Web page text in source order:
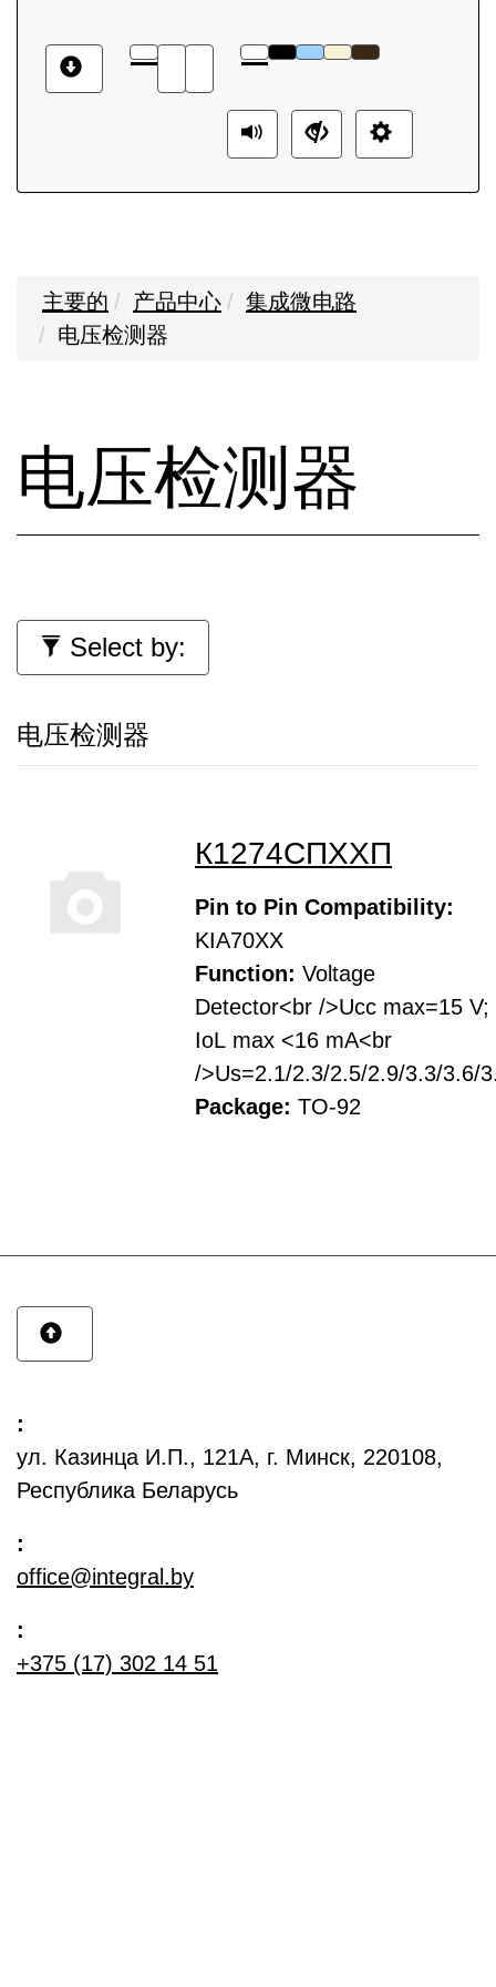
主要的 产品中心
集成微电路
电压检测器
电压检测器
Select by:
电压检测器
К1274СПХХП
Pin to Pin Compatibility:
KIA70XX
Function: Voltage
Detector<br />Ucc max=15 V;
IoL max <16 mA<br
/>Us=2.1/2.3/2.5/2.9/3.3/3.6/
Package: TO-92
:
ул. Казинца И.П., 121А, г. Минск, 220108,
Республика Беларусь
:
office@integral.by
:
+375 (17) 302 14 51